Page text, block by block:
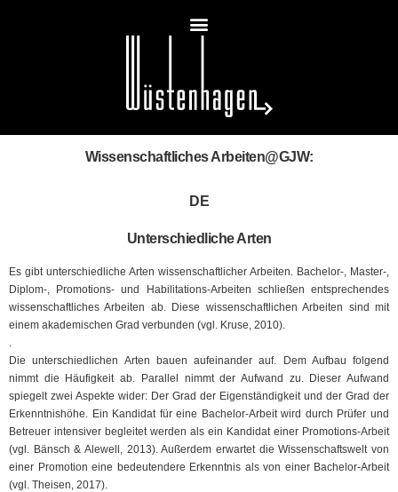
Wissenschaftliches Arbeiten@GJW:
DE
Unterschiedliche Arten
Es gibt unterschiedliche Arten wissenschaftlicher Arbeiten. Bachelor-, Master-,
Diplom-, Promotions- und Habilitations-Arbeiten schließen entsprechendes
wissenschaftliches Arbeiten ab. Diese wissenschaftlichen Arbeiten sind mit
einem akademischen Grad verbunden (vgl. Kruse, 2010).
.
Die unterschiedlichen Arten bauen aufeinander auf. Dem Aufbau folgend
nimmt die Häufigkeit ab. Parallel nimmt der Aufwand zu. Dieser Aufwand
spiegelt zwei Aspekte wider: Der Grad der Eigenständigkeit und der Grad der
Erkenntnishöhe. Ein Kandidat für eine Bachelor-Arbeit wird durch Prüfer und
Betreuer intensiver begleitet werden als ein Kandidat einer Promotions-Arbeit
(vgl. Bänsch & Alewell, 2013). Außerdem erwartet die Wissenschaftswelt von
einer Promotion eine bedeutendere Erkenntnis als von einer Bachelor-Arbeit
(vgl. Theisen, 2017).